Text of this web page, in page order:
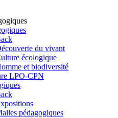
du vivant
écologique
et biodiversité
LPO-CPN
pédagogiques